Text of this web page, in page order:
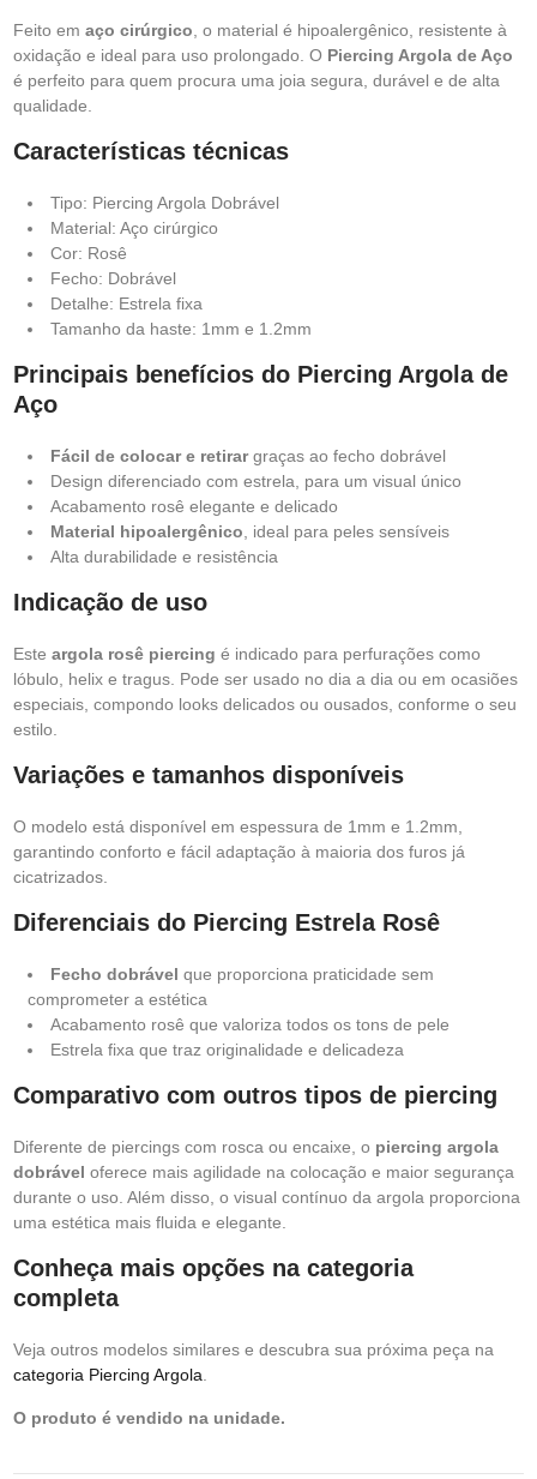
Feito em aço cirúrgico , o material é hipoalergênico, resistente à
oxidação e ideal para uso prolongado. O Piercing Argola de Aço
é perfeito para quem procura uma joia segura, durável e de alta
qualidade.
Características técnicas
Tipo: Piercing Argola Dobrável
Material: Aço cirúrgico
Cor: Rosê
Fecho: Dobrável
Detalhe: Estrela fixa
Tamanho da haste: 1mm e 1.2mm
Principais benefícios do Piercing Argola de
Aço
Fácil de colocar e retirargraças ao fecho dobrável
Design diferenciado com estrela, para um visual único
Acabamento rosê elegante e delicado
Material hipoalergênico , ideal para peles sensíveis
Alta durabilidade e resistência
Indicação de uso
Este argola rosê piercing é indicado para perfurações como
lóbulo, helix e tragus. Pode ser usado no dia a dia ou em ocasiões
especiais, compondo looks delicados ou ousados, conforme o seu
estilo.
Variações e tamanhos disponíveis
O modelo está disponível em espessura de 1mm e 1.2mm,
garantindo conforto e fácil adaptação à maioria dos furos já
cicatrizados.
Diferenciais do Piercing Estrela Rosê
Fecho dobrável que proporciona praticidade sem
comprometer a estética
Acabamento rosê que valoriza todos os tons de pele
Estrela fixa que traz originalidade e delicadeza
Comparativo com outros tipos de piercing
Diferente de piercings com rosca ou encaixe, o piercing argola
dobrável oferece mais agilidade na colocação e maior segurança
durante o uso. Além disso, o visual contínuo da argola proporciona
uma estética mais fluida e elegante.
Conheça mais opções na categoria
completa
Veja outros modelos similares e descubra sua próxima peça na
categoria Piercing Argola
O produto é vendido na unidade.